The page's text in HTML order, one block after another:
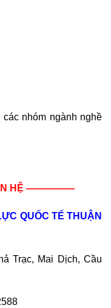
nhóm ngành nghề
HỆ —————
QUỐC TẾ THUẬN
Trạc, Mai Dịch, Cầu